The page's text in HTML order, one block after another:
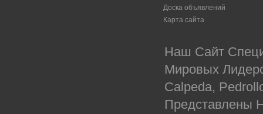
Доска объявлений
Карта сайта
Наш Сайт
Мировых
Calpeda,
Представлены